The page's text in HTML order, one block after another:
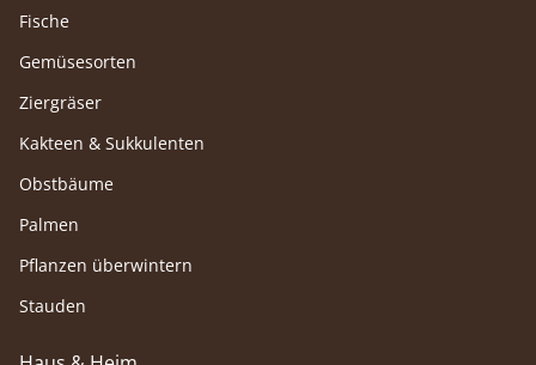
Fische
Gemüsesorten
Ziergräser
Kakteen & Sukkulenten
Obstbäume
Palmen
Pflanzen überwintern
Stauden